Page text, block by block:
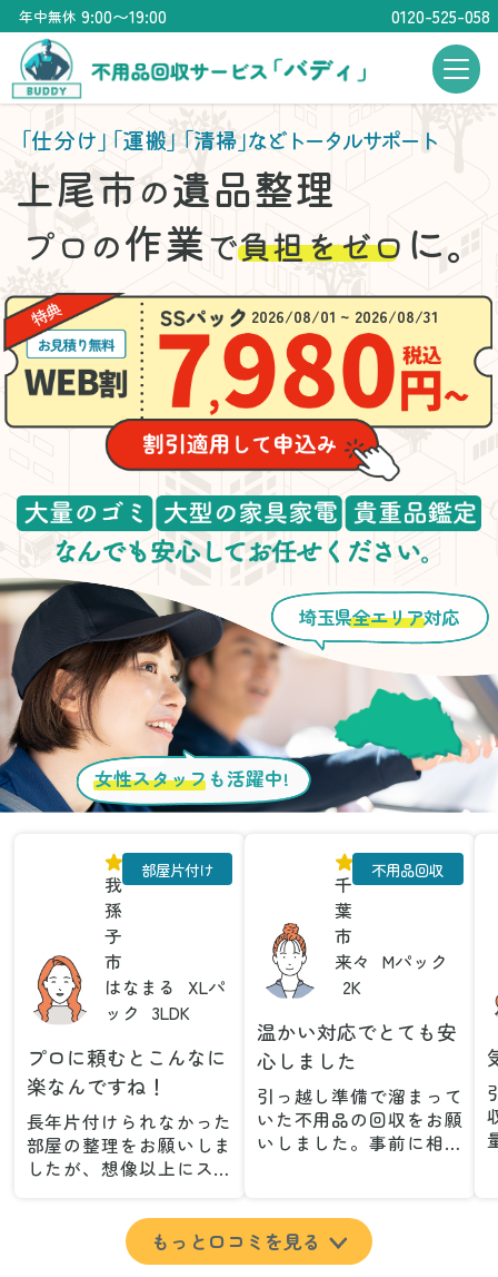
年中無休 9:00〜19:00 0120-525-058
「仕分け」「運搬」「清掃」などトータルサポート
上尾市の遺品整理
プロの作業で負担をゼロ に。
2026/08/01 ~ 2026/08/31
女性スタッフ も活躍中!
埼玉県全エリア対応
我
孫
子
市
はなまる
XLパ
ック
3LDK
部屋片付け
プロに頼むとこんなに
楽なんですね！
長年片付けられなかった
部屋の整理をお願いしま
したが、想像以上にスム
が集めた物や古い家具が
多く、自分たちだけでは
どうにもならない状態で
千
葉
市
来々
Mパック
2K
不用品回収
温かい対応でとても安
心しました
引っ越し準備で溜まって
いた不用品の回収をお願
いしました。事前に相談
とができました。特に、
古い家具や壊れた家電な
ど、処分が難しいものが
もっと口コミを見る